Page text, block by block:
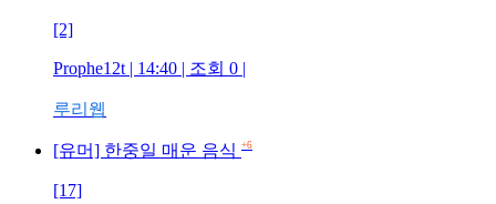
[2]
Prophe12t | 14:40 | 조회 0 |
루리웹
[유머] 한중일 매운 음식 +6
[17]